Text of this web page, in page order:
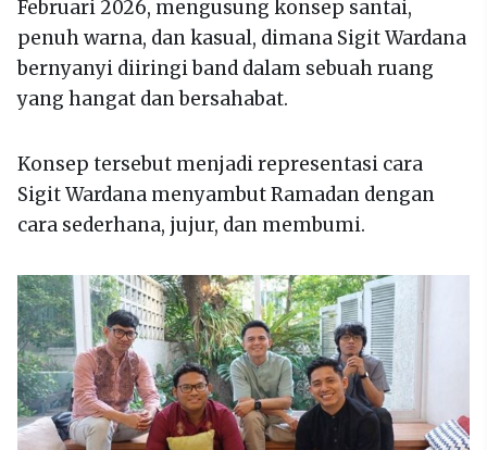
Februari 2026, mengusung konsep santai,
penuh warna, dan kasual, dimana Sigit Wardana
bernyanyi diiringi band dalam sebuah ruang
yang hangat dan bersahabat.
Konsep tersebut menjadi representasi cara
Sigit Wardana menyambut Ramadan dengan
cara sederhana, jujur, dan membumi.